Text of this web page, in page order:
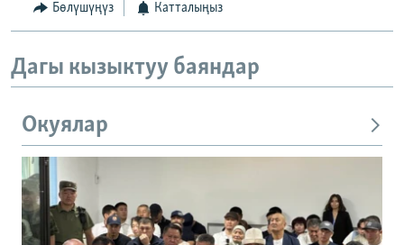
Бөлүшүңүз Катталыңыз
Дагы кызыктуу баяндар
Окуялар